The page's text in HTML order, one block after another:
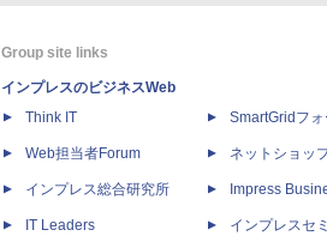
Group site links
インプレスのビジネスWeb
Think IT
Web担当者Forum
インプレス総合研究所
IT Leaders
SmartGridフォ
ネットショッ
Impress
インプレスセ